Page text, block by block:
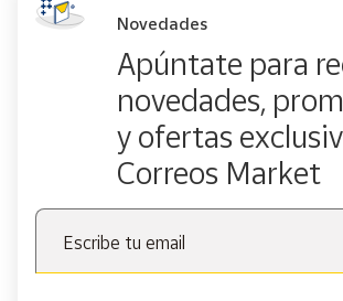
Novedades
Apúntate para
novedades,
y ofertas
Correos Market
Escribe tu email